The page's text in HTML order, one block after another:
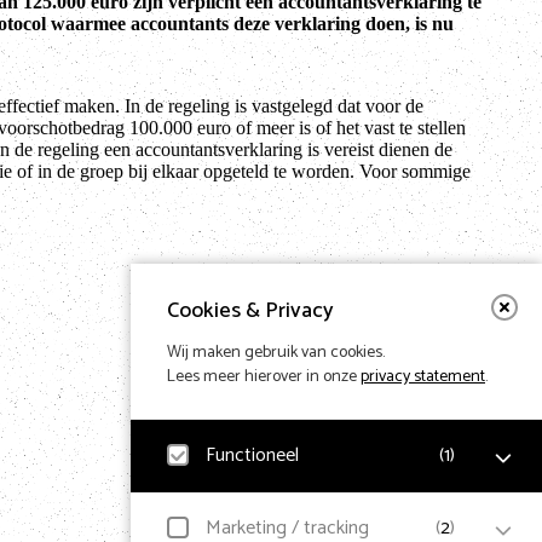
Cookies & Privacy
Wij maken gebruik van cookies.
Lees meer hierover in onzeprivacy statement.
Functioneel (1)
Noodzakelijk
Marketing / tracking (2)
waarmee accountants deze verklaring doen, is nu
maken. In de regeling is vastgelegd dat voor de
100.000 euro of meer is of het vast te stellen
regeling een accountantsverklaring is vereist dienen de
of in de groep bij elkaar opgeteld te worden. Voor sommige